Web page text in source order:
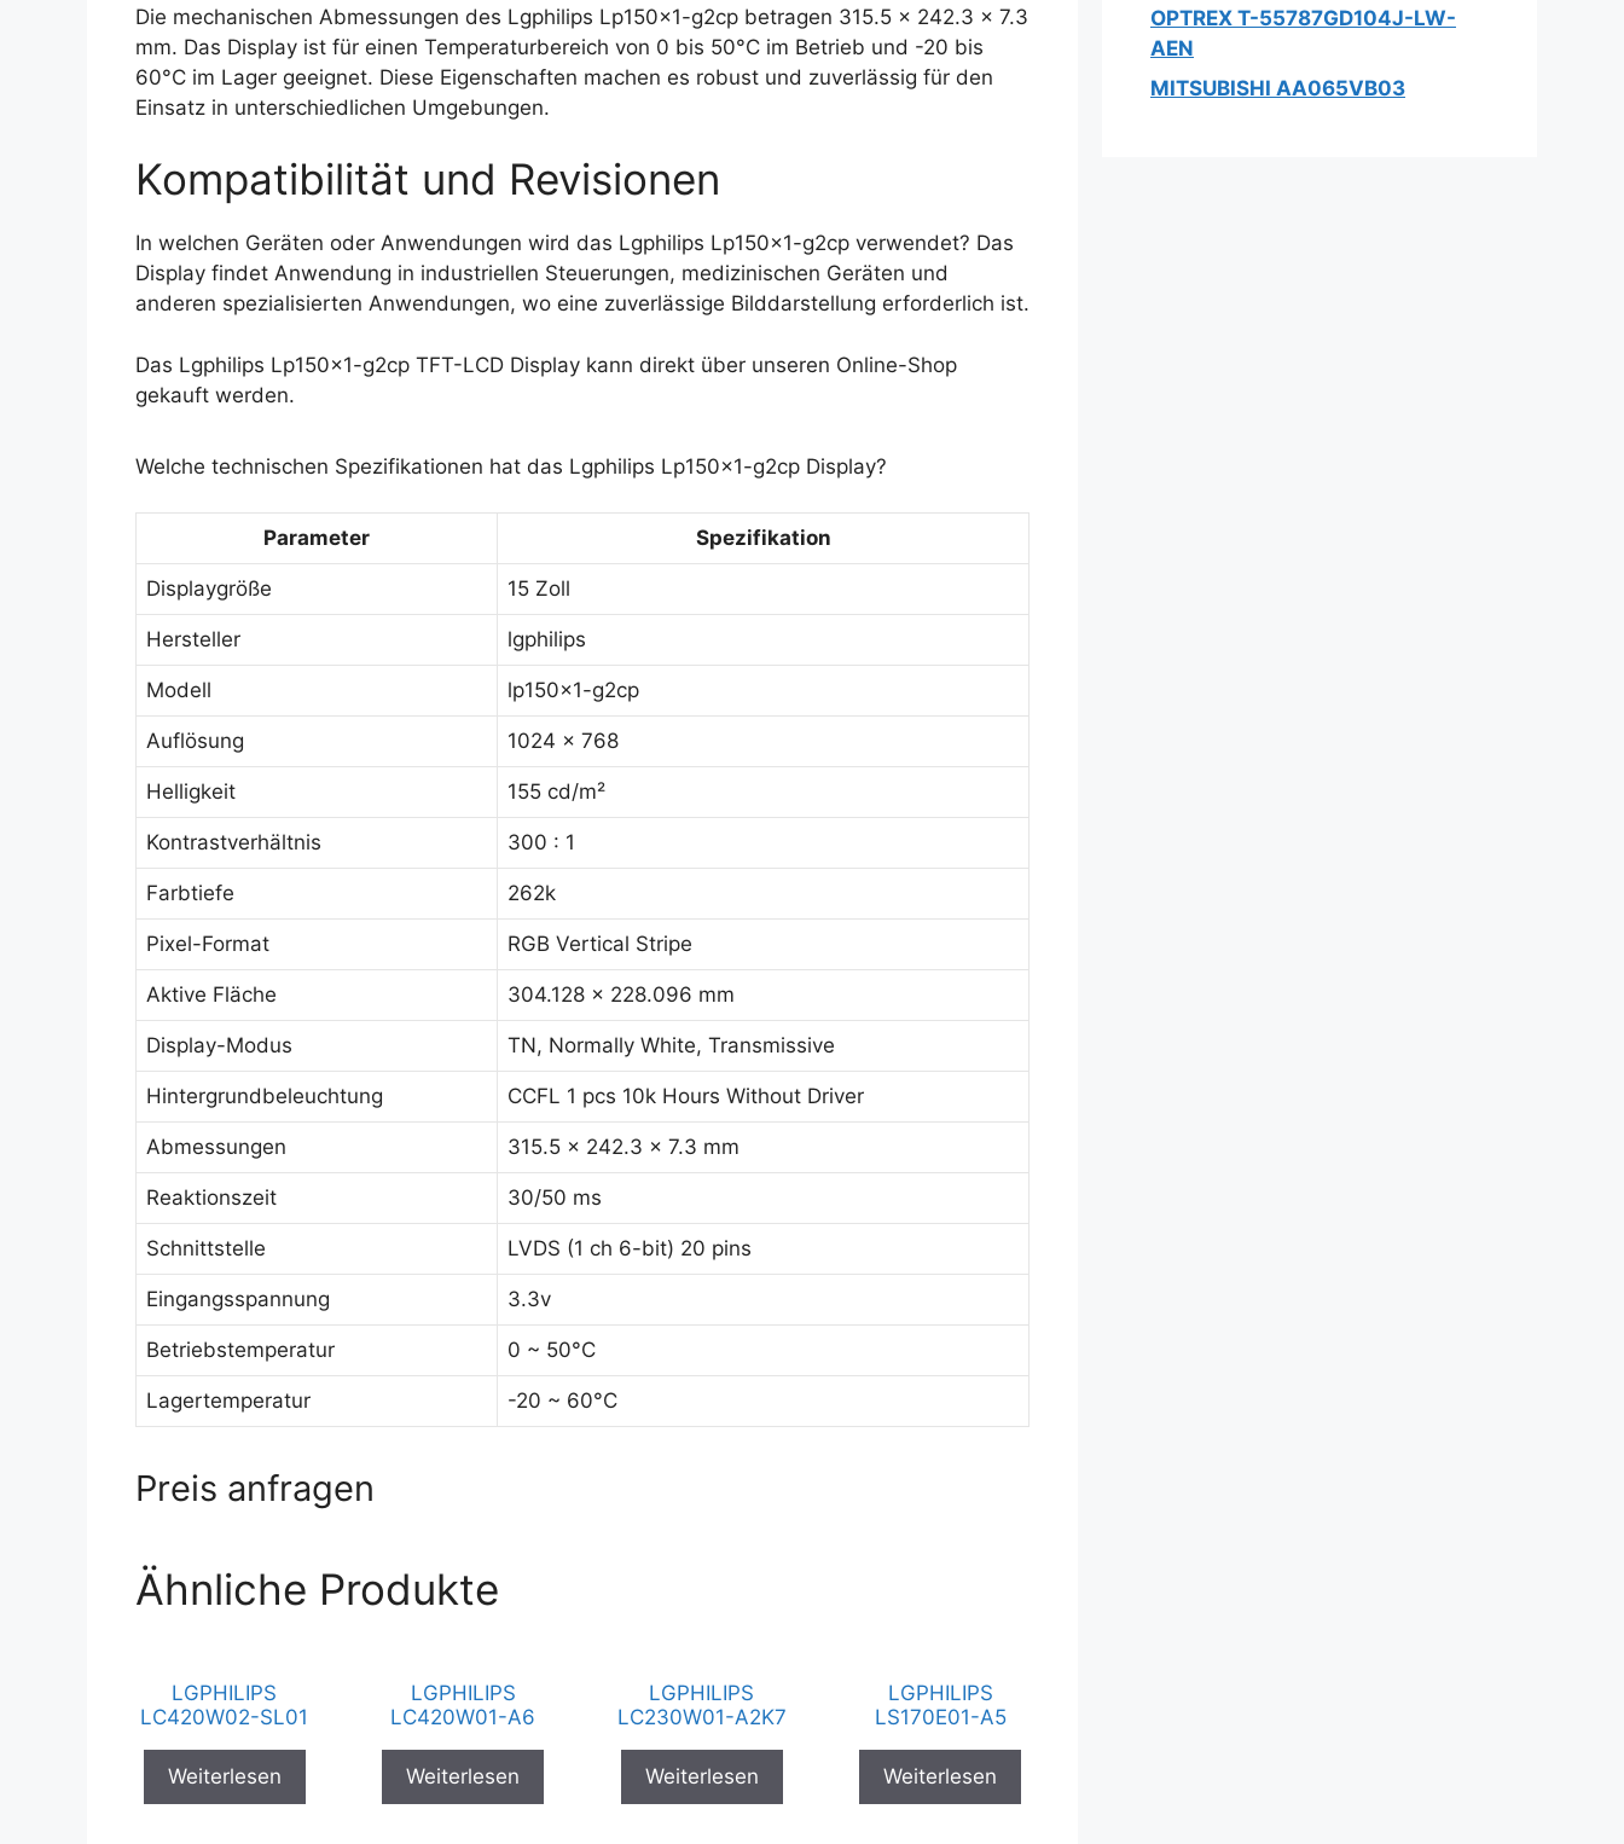
Die mechanischen Abmessungen des Lgphilips Lp150x1-g2cp betragen 315.5 x 242.3 x 7.3
mm. Das Display ist für einen Temperaturbereich von 0 bis 50°C im Betrieb und -20 bis
60°C im Lager geeignet. Diese Eigenschaften machen es robust und zuverlässig für den
Einsatz in unterschiedlichen Umgebungen.
Kompatibilität und Revisionen
In welchen Geräten oder Anwendungen wird das Lgphilips Lp150x1-g2cp verwendet? Das
Display findet Anwendung in industriellen Steuerungen, medizinischen Geräten und
anderen spezialisierten Anwendungen, wo eine zuverlässige Bilddarstellung erforderlich ist.
Das Lgphilips Lp150x1-g2cp TFT-LCD Display kann direkt über unseren Online-Shop
gekauft werden.
Welche technischen Spezifikationen hat das Lgphilips Lp150x1-g2cp Display?
Parameter Spezifikation
Displaygröße 15 Zoll
Hersteller lgphilips
Modell lp150x1-g2cp
Auflösung 1024 x 768
Helligkeit 155 cd/m²
Kontrastverhältnis 300 : 1
Farbtiefe 262k
Pixel-Format RGB Vertical Stripe
Aktive Fläche 304.128 x 228.096 mm
Display-Modus TN, Normally White, Transmissive
Hintergrundbeleuchtung CCFL 1 pcs 10k Hours Without Driver
Abmessungen 315.5 x 242.3 x 7.3 mm
Reaktionszeit 30/50 ms
Schnittstelle LVDS (1 ch 6-bit) 20 pins
Eingangsspannung 3.3v
Betriebstemperatur 0 ~ 50°C
Lagertemperatur -20 ~ 60°C
Preis anfragen
Ähnliche Produkte
LGPHILIPS
LC420W02-SL01
Weiterlesen
LGPHILIPS
LC420W01-A6
Weiterlesen
LGPHILIPS
LC230W01-A2K7
Weiterlesen
LGPHILIPS
LS170E01-A5
Weiterlesen
OPTREX T-55787GD104J-LW-
AEN
MITSUBISHI AA065VB03